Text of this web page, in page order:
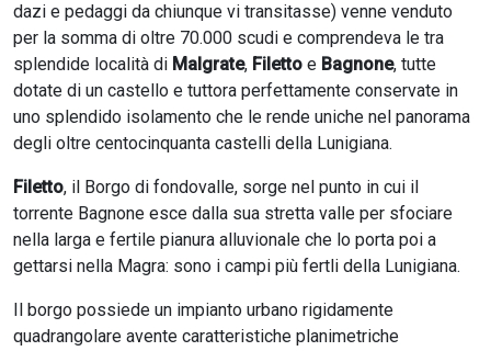
dazi e pedaggi da chiunque vi transitasse) venne venduto
per la somma di oltre 70.000 scudi e comprendeva le tra
splendide località di Malgrate, Filetto e Bagnone, tutte
dotate di un castello e tuttora perfettamente conservate in
uno splendido isolamento che le rende uniche nel panorama
degli oltre centocinquanta castelli della Lunigiana.
Filetto, il Borgo di fondovalle, sorge nel punto in cui il
torrente Bagnone esce dalla sua stretta valle per sfociare
nella larga e fertile pianura alluvionale che lo porta poi a
gettarsi nella Magra: sono i campi più fertli della Lunigiana.
Il borgo possiede un impianto urbano rigidamente
quadrangolare avente caratteristiche planimetriche